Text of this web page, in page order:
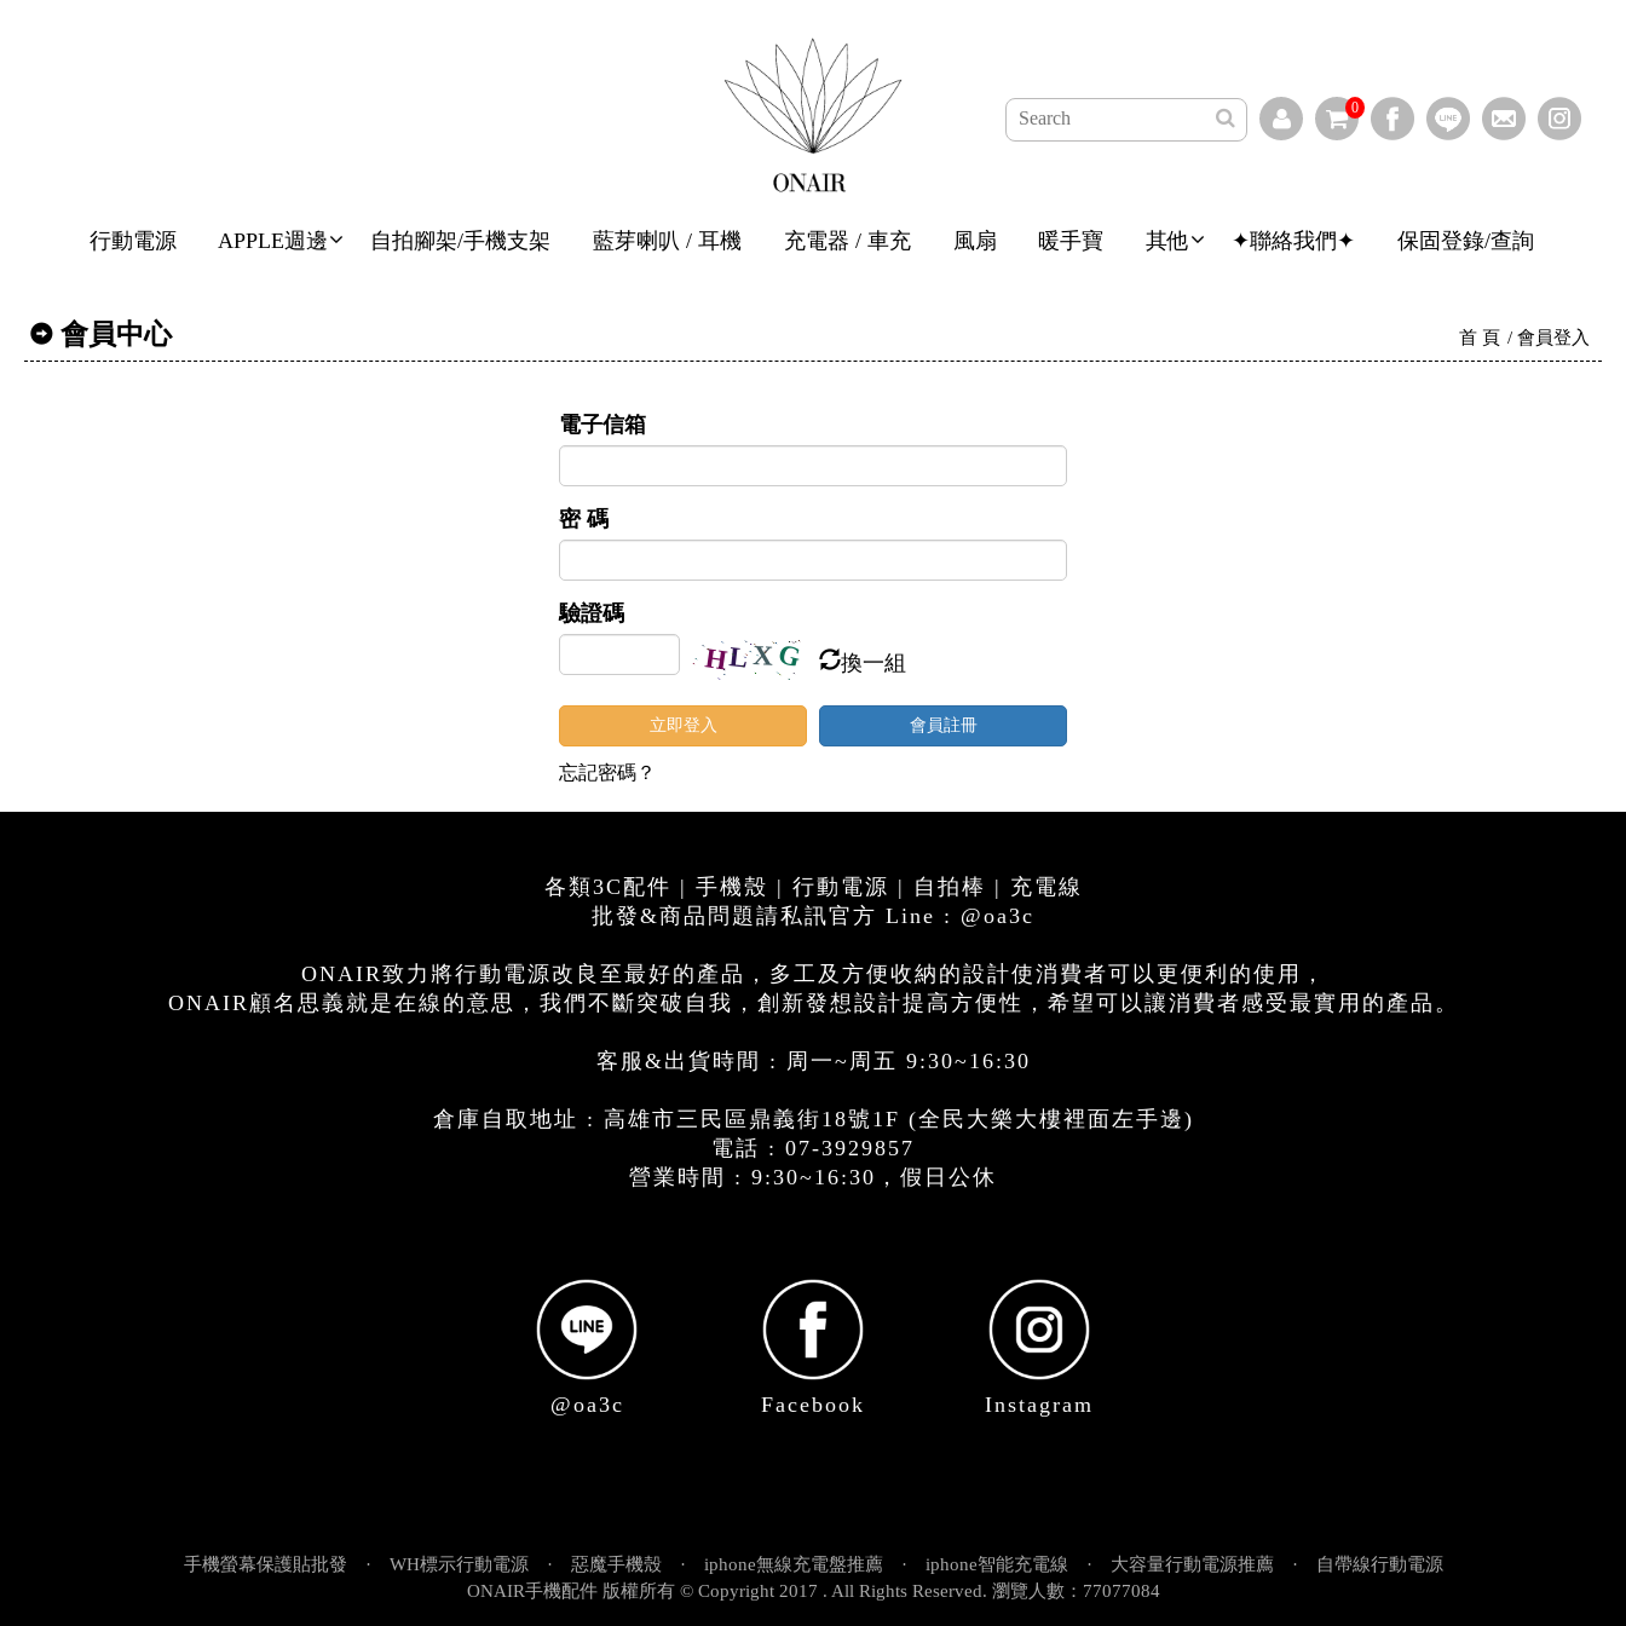
0
行動電源 APPLE週邊 自拍腳架/手機支架 藍芽喇叭 / 耳機 充電器 / 車充 風扇 暖手寶 其他 ✦聯絡我們✦ 保固登錄/查詢
會員中心 首 頁 會員登入
電子信箱
密 碼
驗證碼
換一組
立即登入 會員註冊
忘記密碼？
各類3C配件 | 手機殼 | 行動電源 | 自拍棒 | 充電線
批發&商品問題請私訊官方 Line : @oa3c
ONAIR致力將行動電源改良至最好的產品，多工及方便收納的設計使消費者可以更便利的使用，
ONAIR顧名思義就是在線的意思，我們不斷突破自我，創新發想設計提高方便性，希望可以讓消費者感受最實用的產品。
客服&出貨時間 : 周一~周五 9:30~16:30
倉庫自取地址 : 高雄市三民區鼎義街18號1F (全民大樂大樓裡面左手邊)
電話 : 07-3929857
營業時間 : 9:30~16:30，假日公休
@oa3c Facebook Instagram
手機螢幕保護貼批發 · WH標示行動電源· 惡魔手機殼· iphone無線充電盤推薦 · iphone智能充電線 · 大容量行動電源推薦 ·
自帶線行動電源
ONAIR手機配件 版權所有 © Copyright 2017 . All Rights Reserved. 瀏覽人數：77077084